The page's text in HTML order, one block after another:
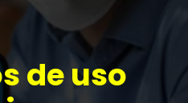
de uso